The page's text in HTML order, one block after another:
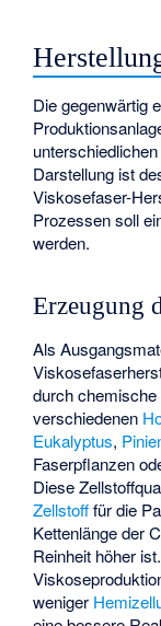
Die gegenwärtig
Darstellung ist
Viskosefaser-
Prozessen soll
werden.
Erzeugung
Als
durch
verschiedenen
Eukalyptus,
Faserpflanzen
Diese
Zellstofffür die
Kettenlänge der
Reinheit höher
weniger